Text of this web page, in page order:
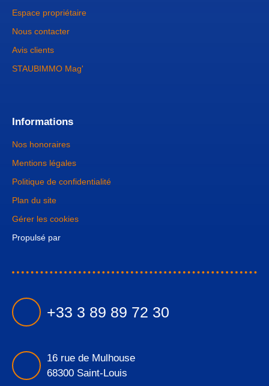
Espace propriétaire
Nous contacter
Avis clients
STAUBIMMO Mag'
Informations
Nos honoraires
Mentions légales
Politique de confidentialité
Plan du site
Gérer les cookies
Propulsé par
+33 3 89 89 72 30
16 rue de Mulhouse
68300 Saint-Louis